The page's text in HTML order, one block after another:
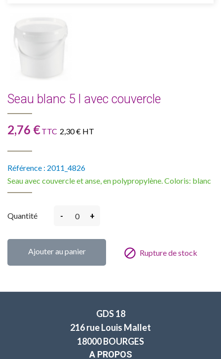
Seau blanc 5 l avec couvercle
2,76 €TTC 2,30 € HT
Référence : 2011_4826
Seau avec couvercle et anse, en polypropylène. Coloris: blanc
Quantité - +
Ajouter au panier  Rupture de stock
GDS 18
216 rue Louis Mallet
18000 BOURGES
A PROPOS